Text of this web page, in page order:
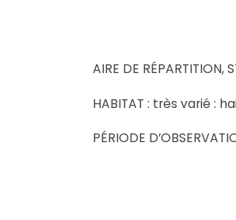
AIRE DE
HABITAT : très varié :
PÉRIODE